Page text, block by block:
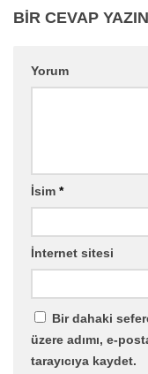
BIR CEVAP YAZIN
Yorum
İsim *
İnternet sitesi
Bir dahaki
üzere adımı, e-
tarayıcıya kaydet.